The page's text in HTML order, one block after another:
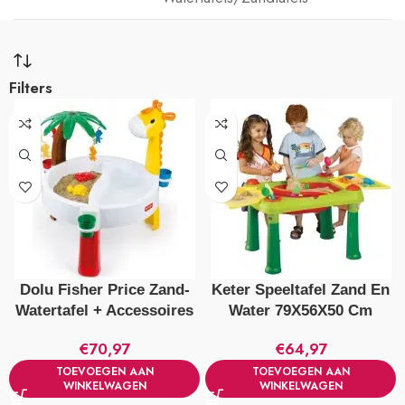
Filters
Dolu Fisher Price Zand-
Watertafel + Accessoires
€70,97
TOEVOEGEN AAN
WINKELWAGEN
Keter Speeltafel Zand En
Water 79X56X50 Cm
€64,97
TOEVOEGEN AAN
WINKELWAGEN